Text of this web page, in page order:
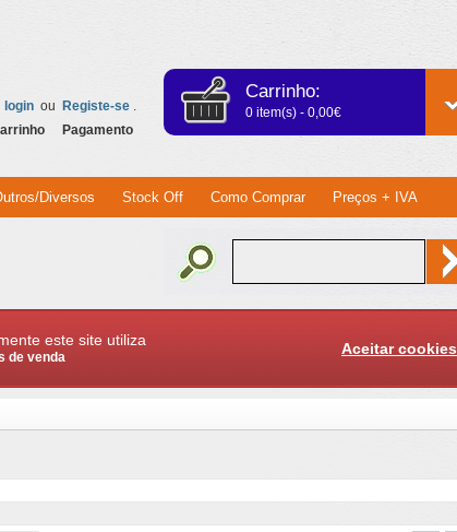
Pagamento
login ou Registe-se .
Carrinho:
0 item(s) - 0,00€
Diversos Stock Off Como Comprar Preços + IVA
Aceitar cookies
este site utiliza
de venda